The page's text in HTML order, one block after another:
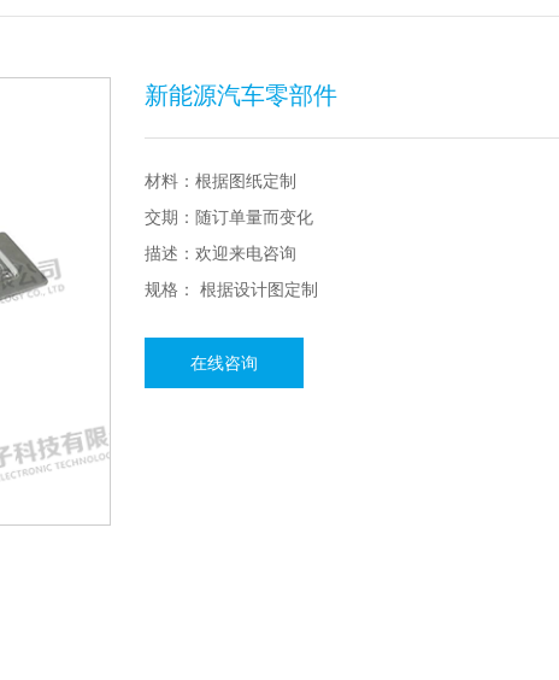
新能源汽车零部件
材料：根据图纸定制
交期：随订单量而变化
描述：欢迎来电咨询
规格： 根据设计图定制
在线咨询